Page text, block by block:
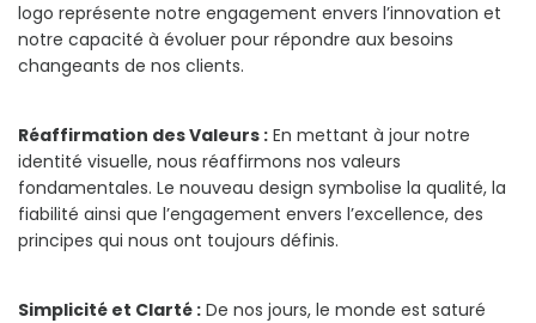
logo représente notre engagement envers l’innovation et
notre capacité à évoluer pour répondre aux besoins
changeants de nos clients.
Réaffirmation des Valeurs : En mettant à jour notre
identité visuelle, nous réaffirmons nos valeurs
fondamentales. Le nouveau design symbolise la qualité, la
fiabilité ainsi que l’engagement envers l’excellence, des
principes qui nous ont toujours définis.
Simplicité et Clarté : De nos jours, le monde est saturé